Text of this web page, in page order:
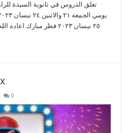
تعلق الدروس في ثانوية السيدة
٢٥ نيسان ٢٠٢٣ فطر مبارك اعاده الله على الجميع بالخير والبركات الادارة
0